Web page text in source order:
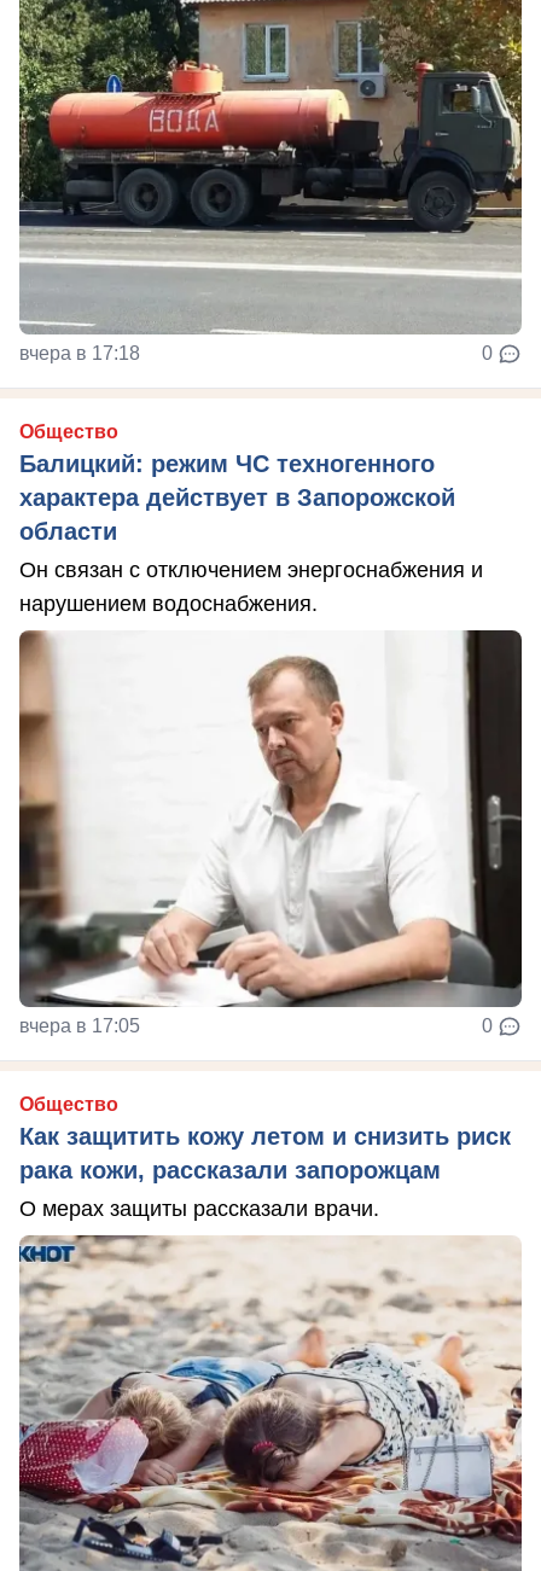
вчера в 17:18 0
Общество
Балицкий: режим ЧС техногенного
характера действует в Запорожской
области
Он связан с отключением энергоснабжения и
нарушением водоснабжения.
вчера в 17:05 0
Общество
Как защитить кожу летом и снизить риск
рака кожи, рассказали запорожцам
О мерах защиты рассказали врачи.